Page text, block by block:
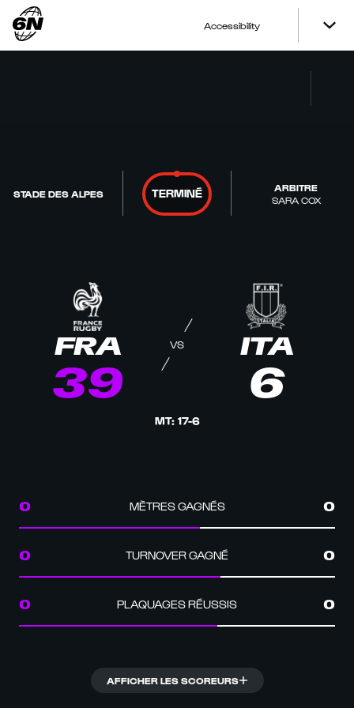
Accessibility
STADE DES ALPES TERMINÉ
ARBITRE
SARA COX
FRA
39
VS ITA
6
MT: 17-6
0 MÈTRES GAGNÉS 0
0 TURNOVER GAGNÉ 0
0 PLAQUAGES RÉUSSIS 0
AFFICHER LES SCOREURS